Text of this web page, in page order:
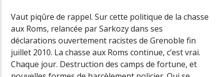
Vaut piqûre de rappel. Sur cette politique de la chasse
aux Roms, relancée par Sarkozy dans ses
déclarations ouvertement racistes de Grenoble fin
juillet 2010. La chasse aux Roms continue, c’est vrai.
Chaque jour. Destruction des camps de fortune, et